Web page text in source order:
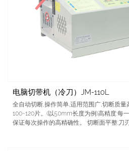
电脑切带机（冷刀）JM-110L
全自动切断,操作简单,适用范围广,切断质
100~120片。(以50mm长度为例)高精度:每
保证每次操作的高精确性。 切断面平整:刀